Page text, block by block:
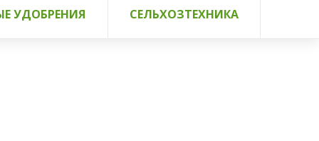
УДОБРЕНИЯ СЕЛЬХОЗТЕХНИКА